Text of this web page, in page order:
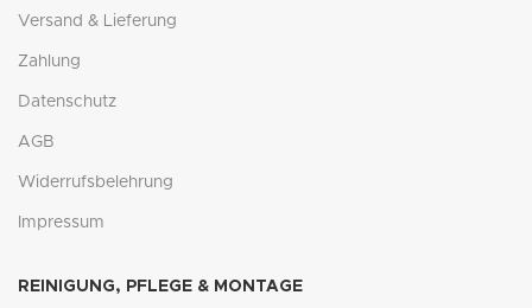
Versand & Lieferung
Zahlung
Datenschutz
AGB
Widerrufsbelehrung
Impressum
REINIGUNG, PFLEGE & MONTAGE